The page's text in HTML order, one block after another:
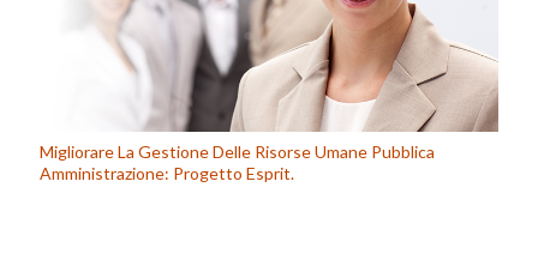
Migliorare La Gestione Delle Risorse Umane Pubblica
Amministrazione: Progetto Esprit.